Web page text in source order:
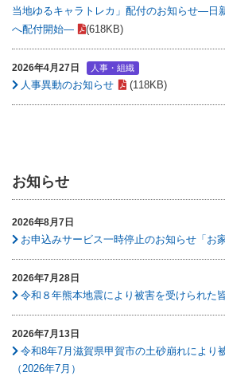
当地ゆるキャラトレカ」配付のお知らせ―日
へ配付開始―
(618KB)
2026年4月27日 人事・組織
人事異動のお知らせ (118KB)
お知らせ
2026年8月7日
お申込みサービス一時停止のお知らせ「お
2026年7月28日
令和８年熊本地震により被害を受けられた
2026年7月13日
令和8年7月滋賀県甲賀市の土砂崩れにより
（2026年7月）